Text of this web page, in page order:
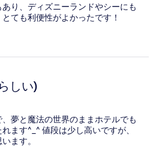
り、ディズニーランドやシーにも
ても利便性がよかったです！
しい)
夢と魔法の世界のままホテルでも
ます^_^ 値段は少し高いですが、
ます。